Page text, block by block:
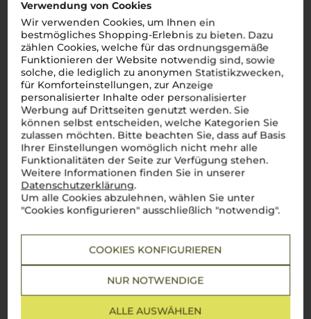
Verwendung von Cookies
Wir verwenden Cookies, um Ihnen ein
bestmögliches Shopping-Erlebnis zu bieten. Dazu
zählen Cookies, welche für das ordnungsgemäße
Funktionieren der Website notwendig sind, sowie
solche, die lediglich zu anonymen Statistikzwecken,
für Komforteinstellungen, zur Anzeige
personalisierter Inhalte oder personalisierter
Werbung auf Drittseiten genutzt werden. Sie
können selbst entscheiden, welche Kategorien Sie
zulassen möchten. Bitte beachten Sie, dass auf Basis
Ihrer Einstellungen womöglich nicht mehr alle
Funktionalitäten der Seite zur Verfügung stehen.
Weitere Informationen finden Sie in unserer
Datenschutzerklärung.
Um alle Cookies abzulehnen, wählen Sie unter
"Cookies konfigurieren" ausschließlich "notwendig".
COOKIES KONFIGURIEREN
NUR NOTWENDIGE
ALLE AUSWÄHLEN
kommen regionale Spezialitäten wie der leichte Vernatsch,
der perfekt zu den herzhaften Gerichten der alpinen
passt. Jeder Schluck Südtiroler Wein
ist eine Hommage an
die Schönheit und Vielfalt dieser einzigartigen Region.Salute
a Südtirol
Mehr Weine aus Südtirol